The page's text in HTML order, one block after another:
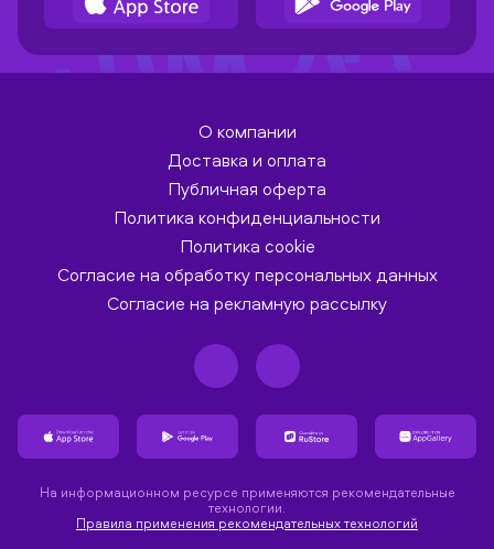
О компании
Доставка и оплата
Публичная оферта
Политика конфиденциальности
Политика cookie
Согласие на обработку персональных данных
Согласие на рекламную рассылку
На информационном ресурсе применяются рекомендательные
технологии.
Правила применения рекомендательных технологий